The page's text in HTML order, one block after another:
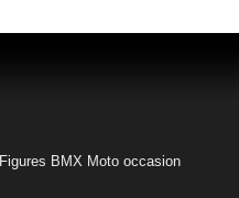
Figures BMX Moto occasion